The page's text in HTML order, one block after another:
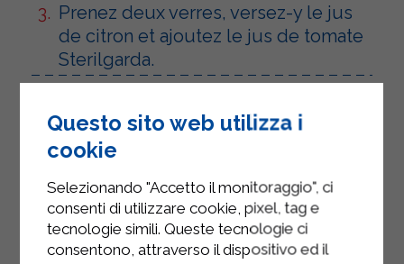
Prenez deux verres, versez-y le jus
de citron et ajoutez le jus de tomate
Sterilgarda.
Worcestershire et du Tabasco.
Assaisonnez avec du sel et du
poivre.
Ajouter de la glace et remuer.
Garnir de céleri.
Questo sito web utilizza i
cookie
Selezionando "Accetto il monitoraggio", ci
consenti di utilizzare cookie, pixel, tag e
tecnologie simili. Queste tecnologie ci
consentono, attraverso il dispositivo ed il